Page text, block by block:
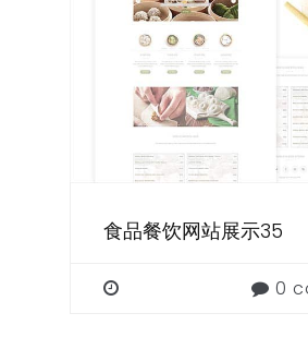
食品餐饮网站展示35
0